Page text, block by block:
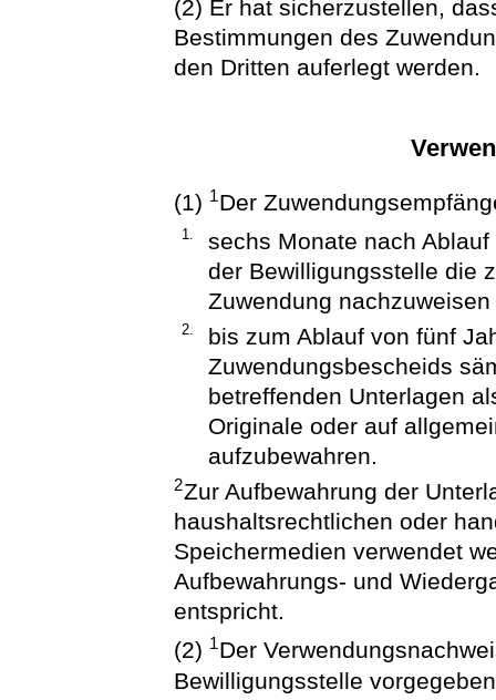
(2) Er hat sicherzustellen,
Bestimmungen des
den Dritten auferlegt werden.
(1) 1Der
1.
sechs Monate nach
der Bewilligungsstelle die
Zuwendung nachzuweisen
2.
bis zum Ablauf von fünf
Zuwendungsbescheids
betreffenden Unterlagen
Originale oder auf
aufzubewahren.
2Zur Aufbewahrung der
haushaltsrechtlichen oder
Speichermedien verwendet
Aufbewahrungs- und
entspricht.
(2) 1Der
Bewilligungsstelle